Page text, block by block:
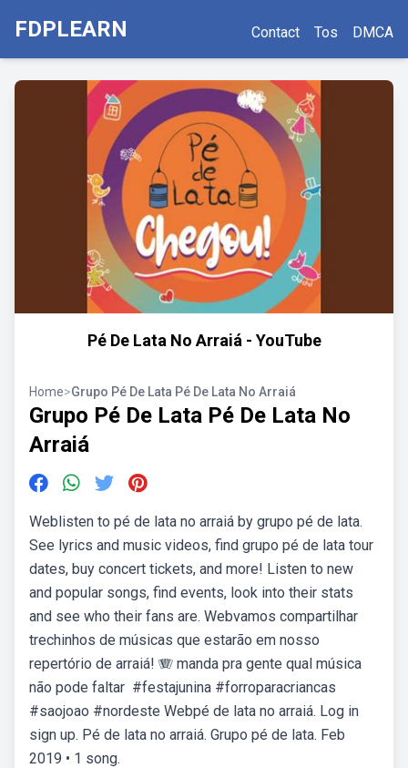
FDPLEARN Contact Tos DMCA
Pé De Lata No Arraiá - YouTube
Home>Grupo Pé De Lata Pé De Lata No Arraiá
Grupo Pé De Lata Pé De Lata No
Arraiá
Weblisten to pé de lata no arraiá by grupo pé de lata.
See lyrics and music videos, find grupo pé de lata tour
dates, buy concert tickets, and more! Listen to new
and popular songs, find events, look into their stats
and see who their fans are. Webvamos compartilhar
trechinhos de músicas que estarão em nosso
repertório de arraiá! 🪗 manda pra gente qual música
não pode faltar ️ #festajunina #forroparacriancas
#saojoao #nordeste Webpé de lata no arraiá. Log in
sign up. Pé de lata no arraiá. Grupo pé de lata. Feb
2019 • 1 song.